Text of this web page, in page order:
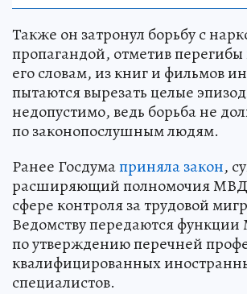
Также он затронул борьбу с
пропагандой, отметив
его словам, из книг и фильмов
пытаются вырезать целые
недопустимо, ведь борьба не
по законопослушным людям.
Ранее Госдумаприняла закон,
расширяющий полномочия МВД
сфере контроля за трудовой
Ведомству передаются
по утверждению перечней
квалифицированных
специалистов.